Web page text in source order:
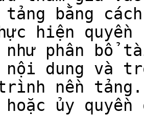
bằng
hiện
phân bổ
nội dung và
nền tảng.
ủy